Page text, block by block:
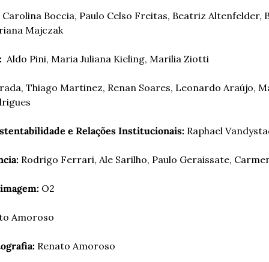
Carolina Boccia, Paulo Celso Freitas, Beatriz Altenfelder,
Majczak
Aldo Pini, Maria Juliana Kieling, Marilia Ziotti
Thiago Martinez, Renan Soares, Leonardo Araújo,
e Relações Institucionais: Raphael
Rodrigo Ferrari, Ale Sarilho, Paulo Geraissate,
O2
Amoroso
Renato Amoroso